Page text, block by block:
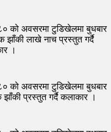
को अवसरमा टुडिखेलमा बुधबार
झाँकी लाखे नाच प्रस्तुत गर्दै
।
को अवसरमा टुडिखेलमा बुधबार
प्रस्तुत गर्दै कलाकार ।